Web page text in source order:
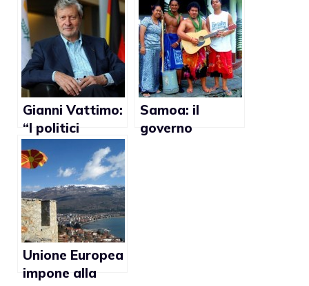
della legge
sull’omofobia
debbano essere
tutelati a livello
internazionale
Gianni Vattimo:
“I politici
italiani sono
codardi per
affrontare la
questione delle
unioni civili gay”
Samoa: il
governo
Unione Europea
impone alla